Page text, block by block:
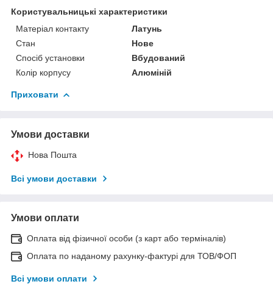
Користувальницькі характеристики
Матеріал контакту
Латунь
Стан
Нове
Спосіб установки
Вбудований
Колір корпусу
Алюміній
Приховати
Умови доставки
Нова Пошта
Всі умови доставки
Умови оплати
Оплата від фізичної особи (з карт або терміналів)
Оплата по наданому рахунку-фактурі для ТОВ/ФОП
Всі умови оплати